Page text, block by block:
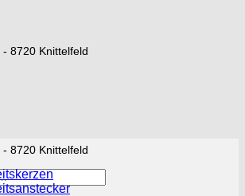
8720 Knittelfeld
8720 Knittelfeld